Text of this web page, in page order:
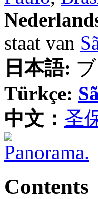
staat van
日本語:
Türkçe:
中文： 圣
Contents